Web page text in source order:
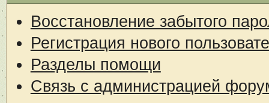
Восстановление забытого
Регистрация нового
Разделы помощи
Связь с администрацией